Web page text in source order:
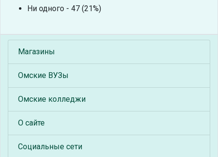
Ни одного - 47 (21%)
Магазины
Омские ВУЗы
Омские колледжи
О сайте
Социальные сети